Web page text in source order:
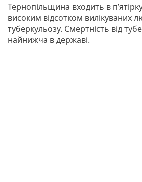
Тернопільщина входить в
високим відсотком вилікуваних
туберкульозу. Смертність від
найнижча в державі.